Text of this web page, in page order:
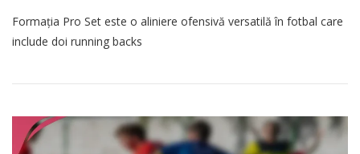
Set
Versatilitate,
Formația Pro Set este o aliniere ofensivă versatilă în fotbal care
include doi running backs